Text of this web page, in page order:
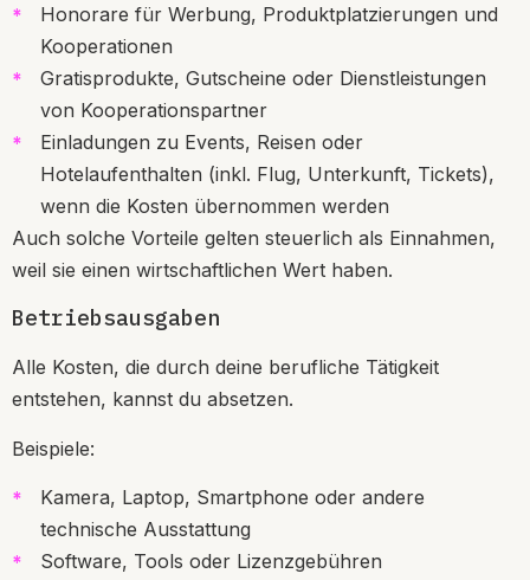
Honorare für Werbung, Produktplatzierungen und
Kooperationen
Gratisprodukte, Gutscheine oder Dienstleistungen
von Kooperationspartner
Einladungen zu Events, Reisen oder
Hotelaufenthalten (inkl. Flug, Unterkunft, Tickets),
wenn die Kosten übernommen werden
Auch solche Vorteile gelten steuerlich als Einnahmen,
weil sie einen wirtschaftlichen Wert haben.
Betriebsausgaben
Alle Kosten, die durch deine berufliche Tätigkeit
entstehen, kannst du absetzen.
Beispiele:
Kamera, Laptop, Smartphone oder andere
technische Ausstattung
Software, Tools oder Lizenzgebühren